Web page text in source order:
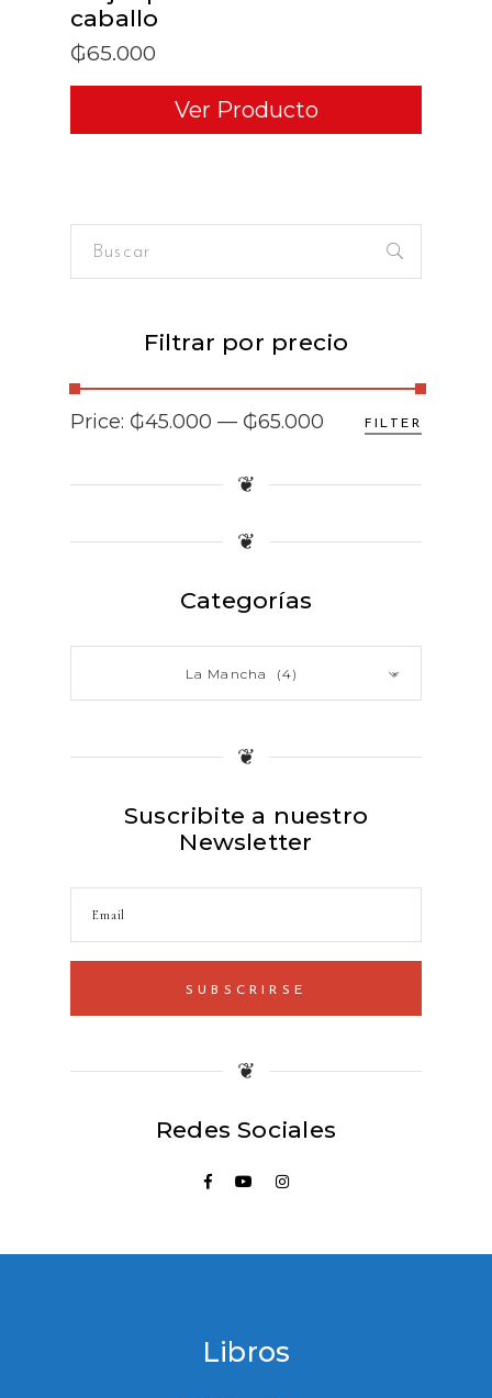
caballo
₲65.000
Ver Producto
Buscar
Filtrar por precio
Min
Max
FILTER
Price: ₲45.000 — ₲65.000
❦
❦
Categorías
×
La Mancha (4)
❦
Suscribite a nuestro
Newsletter
SUBSCRIRSE
❦
Redes Sociales
Libros